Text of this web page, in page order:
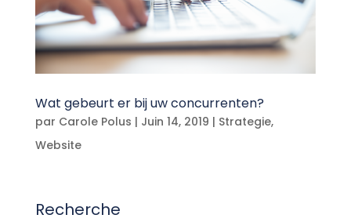
Wat gebeurt er bij uw concurrenten?
par Carole Polus | Juin 14, 2019 | Strategie,
Website
Recherche